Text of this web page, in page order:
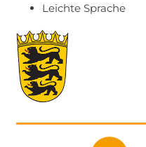
Leichte Sprache